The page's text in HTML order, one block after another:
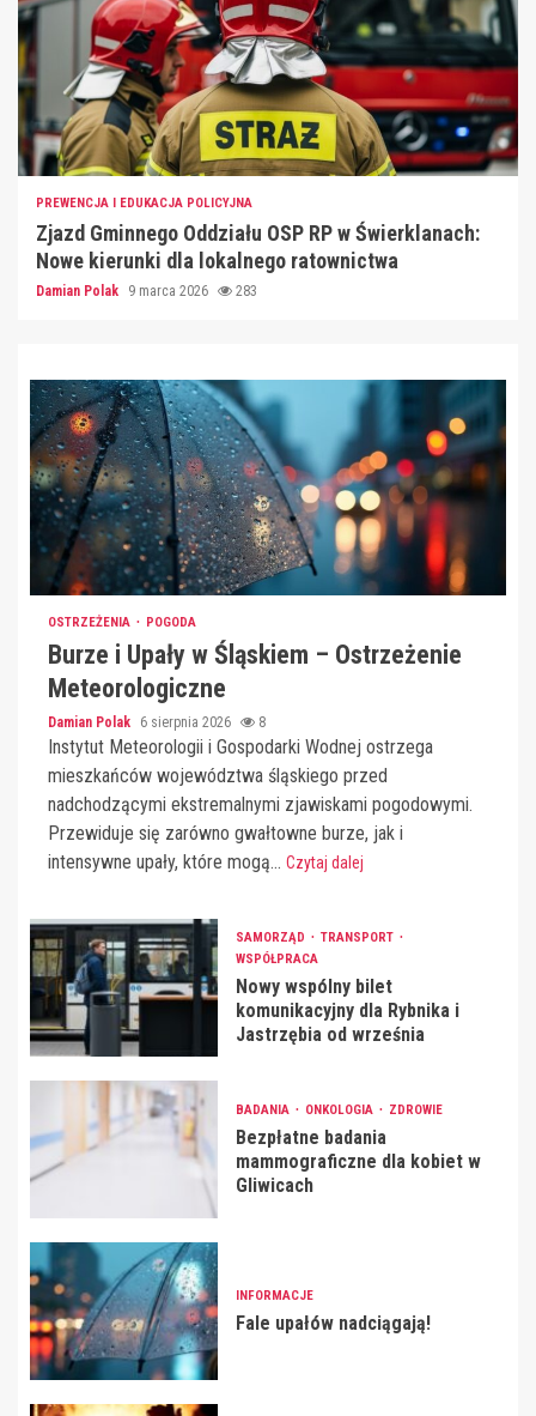
PREWENCJA I EDUKACJA POLICYJNA
Zjazd Gminnego Oddziału OSP RP w Świerklanach:
Nowe kierunki dla lokalnego ratownictwa
Damian Polak 9 marca 2026 283
OSTRZEŻENIA POGODA
Burze i Upały w Śląskiem – Ostrzeżenie
Meteorologiczne
Damian Polak 6 sierpnia 2026 8
Instytut Meteorologii i Gospodarki Wodnej ostrzega
mieszkańców województwa śląskiego przed
nadchodzącymi ekstremalnymi zjawiskami pogodowymi.
Przewiduje się zarówno gwałtowne burze, jak i
intensywne upały, które mogą... Czytaj dalej
SAMORZĄD
TRANSPORT
WSPÓŁPRACA
Nowy wspólny bilet
komunikacyjny dla Rybnika i
Jastrzębia od września
BADANIA ONKOLOGIA ZDROWIE
Bezpłatne badania
mammograficzne dla kobiet w
Gliwicach
INFORMACJE
Fale upałów nadciągają!